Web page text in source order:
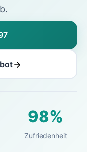
98%
Zufriedenheit